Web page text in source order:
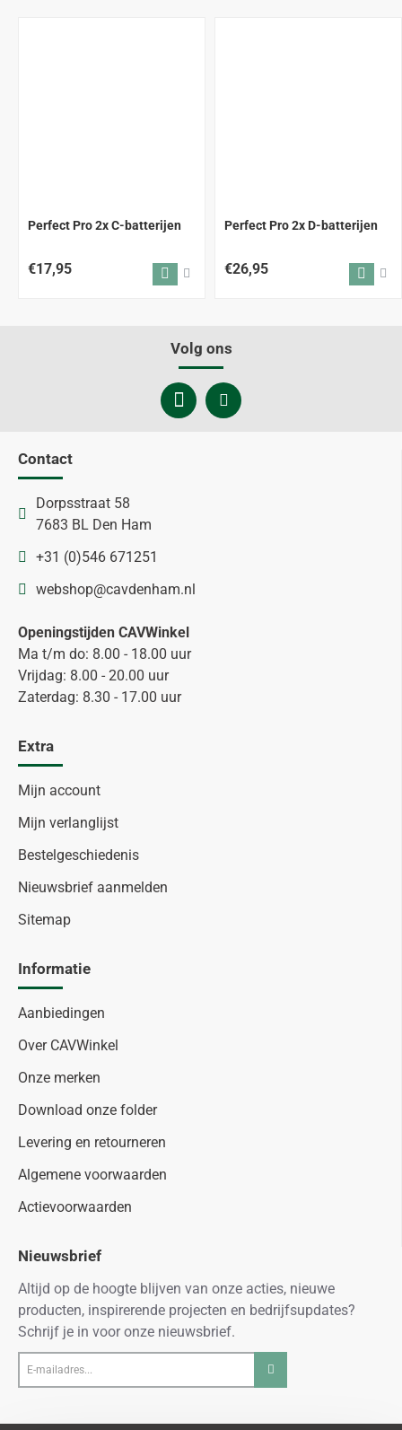
Perfect Pro 2x C-batterijen
€17,95
Perfect Pro 2x D-batterijen
€26,95
Volg ons
Contact
Dorpsstraat 58
7683 BL Den Ham
+31 (0)546 671251
webshop@cavdenham.nl
Openingstijden CAVWinkel
Ma t/m do: 8.00 - 18.00 uur
Vrijdag: 8.00 - 20.00 uur
Zaterdag: 8.30 - 17.00 uur
Extra
Mijn account
Mijn verlanglijst
Bestelgeschiedenis
Nieuwsbrief aanmelden
Sitemap
Informatie
Aanbiedingen
Over CAVWinkel
Onze merken
Download onze folder
Levering en retourneren
Algemene voorwaarden
Actievoorwaarden
Nieuwsbrief
Altijd op de hoogte blijven van onze acties, nieuwe
producten, inspirerende projecten en bedrijfsupdates?
Schrijf je in voor onze nieuwsbrief.
mailadres...